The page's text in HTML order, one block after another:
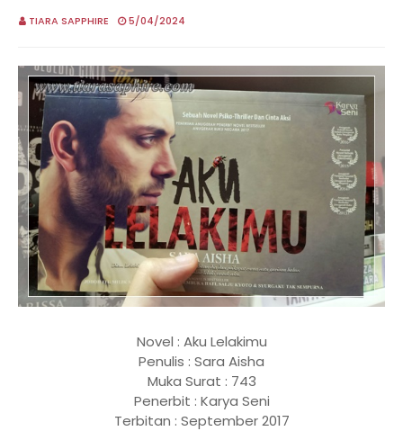
TIARA SAPPHIRE 5/04/2024
Novel : Aku Lelakimu
Penulis : Sara Aisha
Muka Surat : 743
Penerbit : Karya Seni
Terbitan : September 2017